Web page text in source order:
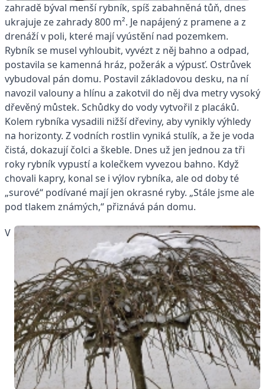
zahradě býval menší rybník, spíš zabahněná tůň, dnes
ukrajuje ze zahrady 800 m². Je napájený z pramene a z
drenáží v poli, které mají vyústění nad pozemkem.
Rybník se musel vyhloubit, vyvézt z něj bahno a odpad,
postavila se kamenná hráz, požerák a výpusť. Ostrůvek
vybudoval pán domu. Postavil základovou desku, na ní
navozil valouny a hlínu a zakotvil do něj dva metry vysoký
dřevěný můstek. Schůdky do vody vytvořil z placáků.
Kolem rybníka vysadili nižší dřeviny, aby vynikly výhledy
na horizonty. Z vodních rostlin vyniká stulík, a že je voda
čistá, dokazují čolci a škeble. Dnes už jen jednou za tři
roky rybník vypustí a kolečkem vyvezou bahno. Když
chovali kapry, konal se i výlov rybníka, ale od doby té
„surové“ podívané mají jen okrasné ryby. „Stále jsme ale
pod tlakem známých,“ přiznává pán domu.
V